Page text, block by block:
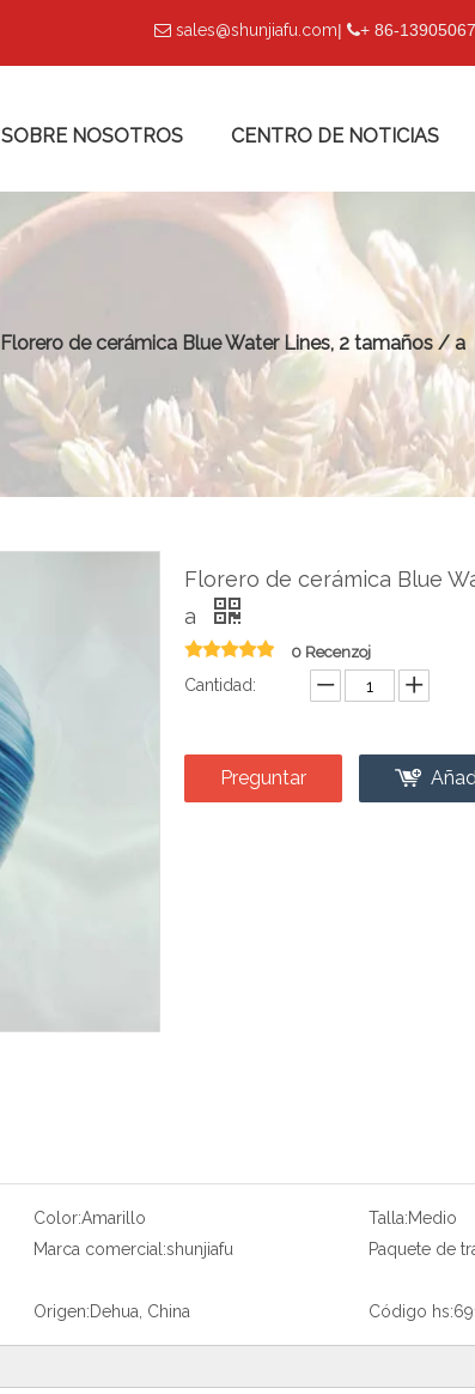
 sales@shunjiafu.com| + 86-
SOBRE NOSOTROS CENTRO DE NOTICIAS
Florero de cerámica Blue Water Lines, 2 tamaños / a
Florero de cerámica Blue
a
0 Recenzoj
Cantidad:
Preguntar
Color:Amarillo Talla:Medio
Marca comercial:shunjiafu Paquete de
Origen:Dehua, China Código hs: